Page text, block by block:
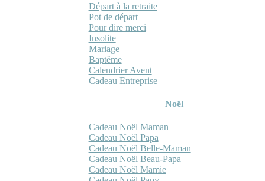
Départ à la retraite
Pot de départ
Pour dire merci
Insolite
Mariage
Baptême
Calendrier Avent
Cadeau Entreprise
Noël
Cadeau Noël Maman
Cadeau Noël Papa
Cadeau Noël Belle-Maman
Cadeau Noël Beau-Papa
Cadeau Noël Mamie